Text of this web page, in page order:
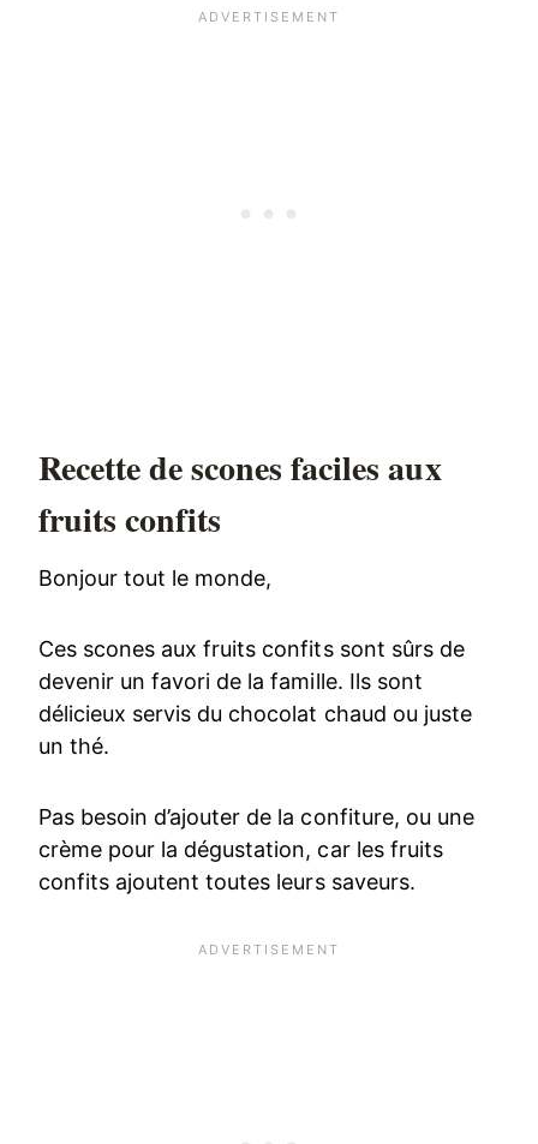
Recette de scones faciles aux
fruits confits
Bonjour tout le monde,
Ces scones aux fruits confits sont sûrs de
devenir un favori de la famille. Ils sont
délicieux servis du chocolat chaud ou juste
un thé.
Pas besoin d’ajouter de la confiture, ou une
crème pour la dégustation, car les fruits
confits ajoutent toutes leurs saveurs.